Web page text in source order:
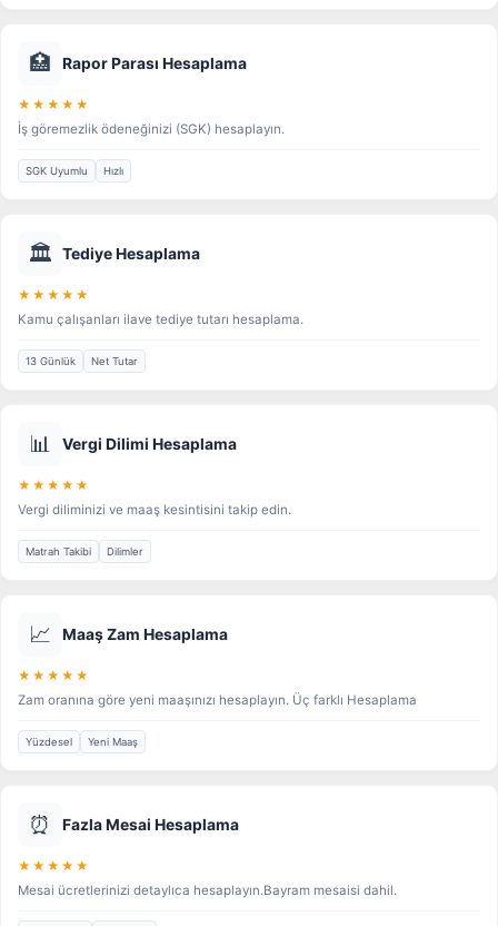
🏥 Rapor Parası Hesaplama
★★★★★
İş göremezlik ödeneğinizi (SGK) hesaplayın.
SGK Uyumlu Hızlı
🏛️ Tediye Hesaplama
★★★★★
Kamu çalışanları ilave tediye tutarı hesaplama.
13 Günlük Net Tutar
📊 Vergi Dilimi Hesaplama
★★★★★
Vergi diliminizi ve maaş kesintisini takip edin.
Matrah Takibi Dilimler
📈 Maaş Zam Hesaplama
★★★★★
Zam oranına göre yeni maaşınızı hesaplayın. Üç farklı Hesaplama
Yüzdesel Yeni Maaş
⏰ Fazla Mesai Hesaplama
★★★★★
Mesai ücretlerinizi detaylıca hesaplayın.Bayram mesaisi dahil.